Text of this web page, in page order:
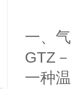
一、
GTZ
一种